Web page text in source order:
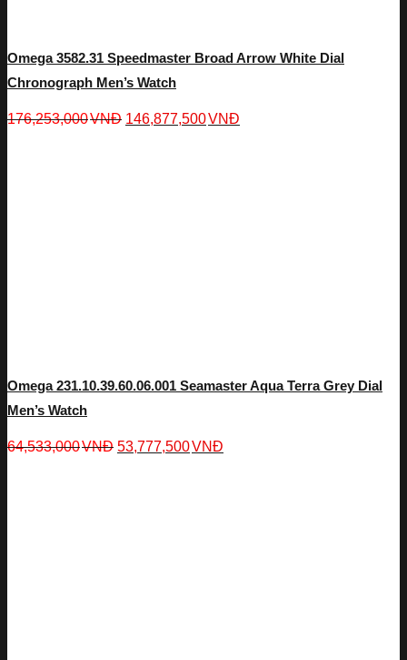
Omega 3582.31 Speedmaster Broad Arrow White Dial
Chronograph Men’s Watch
176,253,000VNĐ 146,877,500VNĐ
Omega 231.10.39.60.06.001 Seamaster Aqua Terra Grey Dial
Men’s Watch
64,533,000VNĐ 53,777,500VNĐ